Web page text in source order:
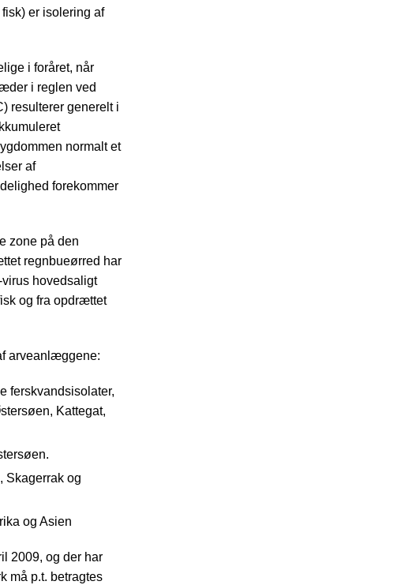
er isolering af
i foråret, når
i reglen ved
resulterer generelt i
normalt et
af
forekommer
zone på den
regnbueørred har
hovedsaligt
og fra opdrættet
arveanlæggene:
ferskvandsisolater,
Kattegat,
Skagerrak og
og Asien
2009, og der har
må p.t. betragtes